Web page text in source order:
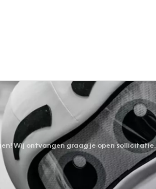
Wij ontvangen graag je open sollicitatie.